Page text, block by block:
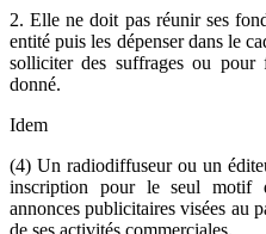
2. Elle ne doit pas réunir ses
entité puis les dépenser dans le
solliciter des suffrages ou pour
donné.
Idem
(4) Un radiodiffuseur ou un
inscription pour le seul motif
annonces publicitaires visées au
de ses activités commerciales.